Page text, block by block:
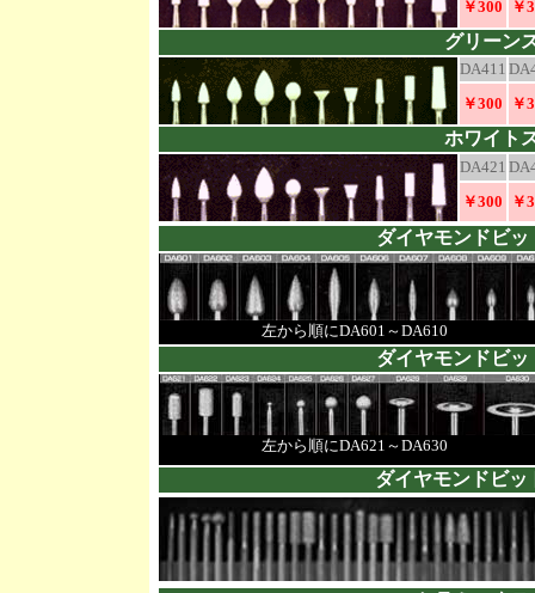
￥300 ￥
グリー
DA411
￥300
￥
ホワイト
DA421
￥300
￥
ダイヤモンドビ
左から順にDA601～DA610
ダイヤモンドビ
左から順にDA621～DA630
ダイヤモンドビ